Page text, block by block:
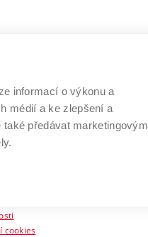
V BRNĚ
www.vut.cz
cookies
informací o výkonu a
médií a ke zlepšení a
předávat marketingovým